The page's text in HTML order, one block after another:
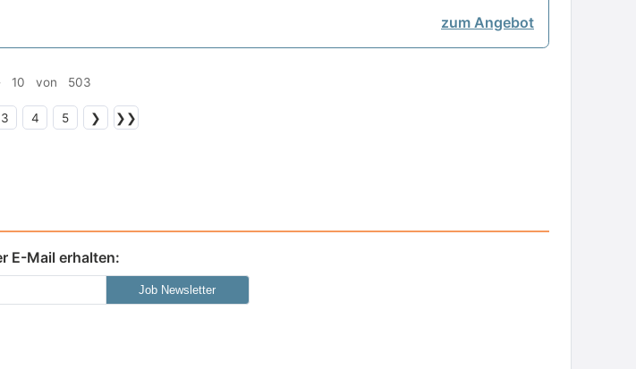
zum Angebot
10 von 503
3 4 5 ❯ ❯❯
E-Mail erhalten:
Job Newsletter